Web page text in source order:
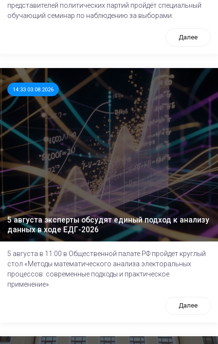
представителей политических партий пройдёт специальный
обучающий семинар по наблюдению за выборами.
Далее
14:33 03.08.2026
5 августа эксперты обсудят единый подход к анализу
данных в ходе ЕДГ-2026
5 августа в 11:00 в Общественной палате РФ пройдет круглый
стол «Методы математического анализа электоральных
процессов: современные подходы и практическое
применение».
Далее